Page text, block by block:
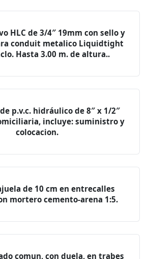
HLC de 3/4″ 19mm con sello y
conduit metalico Liquidtight
Hasta 3.00 m. de altura..
p.v.c. hidráulico de 8″ x 1/2″
incluye: suministro y
colocacion.
de 10 cm en entrecalles
mortero cemento-arena 1:5.
comun, con duela, en trabes